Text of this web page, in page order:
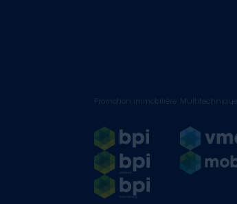
Promotion immobilière Multitechnique